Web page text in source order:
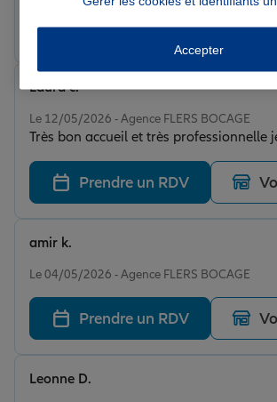
Prendre un RDV
Le 12/05/2026 - Agence FLERS BOCAGE
Très bon accueil et très professionnelle
Laura c.
Prendre un RDV
Le 04/05/2026 - Agence FLERS BOCAGE
amir k.
Prendre un RDV
Leonne D.
Accepter